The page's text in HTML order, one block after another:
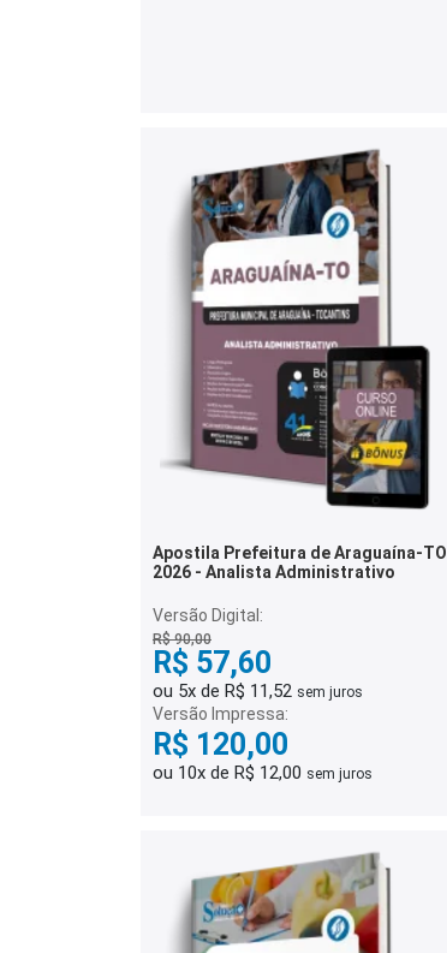
Apostila Prefeitura de Araguaína-TO
2026 - Analista Administrativo
Versão Digital:
R$ 90,00
R$ 57,60
ou 5x de R$ 11,52 sem juros
Versão Impressa:
R$ 120,00
ou 10x de R$ 12,00 sem juros